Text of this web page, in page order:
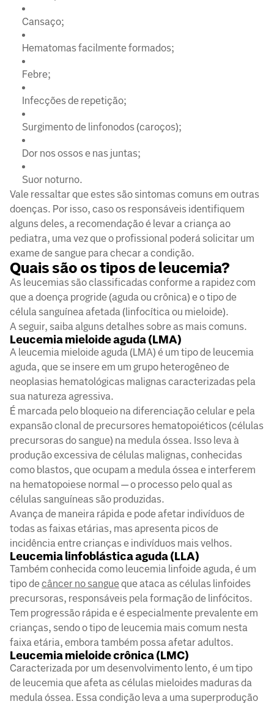
Cansaço;
Hematomas facilmente formados;
Febre;
Infecções de repetição;
Surgimento de linfonodos (caroços);
Dor nos ossos e nas juntas;
Suor noturno.
Vale ressaltar que estes são sintomas comuns em outras
doenças. Por isso, caso os responsáveis identifiquem
alguns deles, a recomendação é levar a criança ao
pediatra, uma vez que o profissional poderá solicitar um
exame de sangue para checar a condição.
Quais são os tipos de leucemia?
As leucemias são classificadas conforme a rapidez com
que a doença progride (aguda ou crônica) e o tipo de
célula sanguínea afetada (linfocítica ou mieloide).
A seguir, saiba alguns detalhes sobre as mais comuns.
Leucemia mieloide aguda (LMA)
A leucemia mieloide aguda (LMA) é um tipo de leucemia
aguda, que se insere em um grupo heterogêneo de
neoplasias hematológicas malignas caracterizadas pela
sua natureza agressiva.
É marcada pelo bloqueio na diferenciação celular e pela
expansão clonal de precursores hematopoiéticos (células
precursoras do sangue) na medula óssea. Isso leva à
produção excessiva de células malignas, conhecidas
como blastos, que ocupam a medula óssea e interferem
na hematopoiese normal — o processo pelo qual as
células sanguíneas são produzidas.
Avança de maneira rápida e pode afetar indivíduos de
todas as faixas etárias, mas apresenta picos de
incidência entre crianças e indivíduos mais velhos.
Leucemia linfoblástica aguda (LLA)
Também conhecida como leucemia linfoide aguda, é um
tipo decâncer no sangueque ataca as células linfoides
precursoras, responsáveis pela formação de linfócitos.
Tem progressão rápida e é especialmente prevalente em
crianças, sendo o tipo de leucemia mais comum nesta
faixa etária, embora também possa afetar adultos.
Leucemia mieloide crônica (LMC)
Caracterizada por um desenvolvimento lento, é um tipo
de leucemia que afeta as células mieloides maduras da
medula óssea. Essa condição leva a uma superprodução